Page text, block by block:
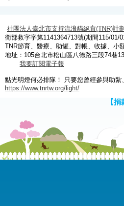
社團法人臺北市支持流浪貓絕育(TNR)計
衛部救字字第1141364713號(期間115/01/
TNR節育、醫療、助罐、對帳、收據、小
地址：105台北市松山區八德路三段74巷
我要訂閱電子報
點光明燈何必排隊！ 只要您曾經參與助
https://www.tnrtw.org/light/
【